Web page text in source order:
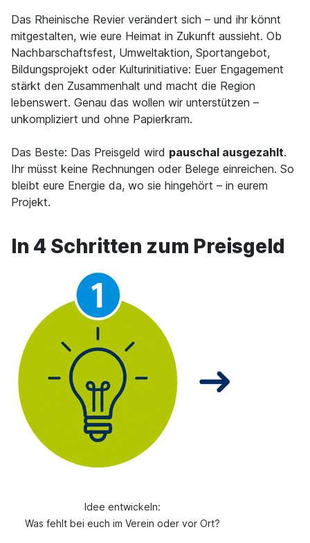
Das Rheinische Revier verändert sich – und ihr könnt
mitgestalten, wie eure Heimat in Zukunft aussieht. Ob
Nachbarschaftsfest, Umweltaktion, Sportangebot,
Bildungsprojekt oder Kulturinitiative: Euer Engagement
stärkt den Zusammenhalt und macht die Region
lebenswert. Genau das wollen wir unterstützen –
unkompliziert und ohne Papierkram.
Das Beste: Das Preisgeld wird pauschal ausgezahlt.
Ihr müsst keine Rechnungen oder Belege einreichen. So
bleibt eure Energie da, wo sie hingehört – in eurem
Projekt.
In 4 Schritten zum Preisgeld
Idee entwickeln:
Was fehlt bei euch im Verein oder vor Ort?